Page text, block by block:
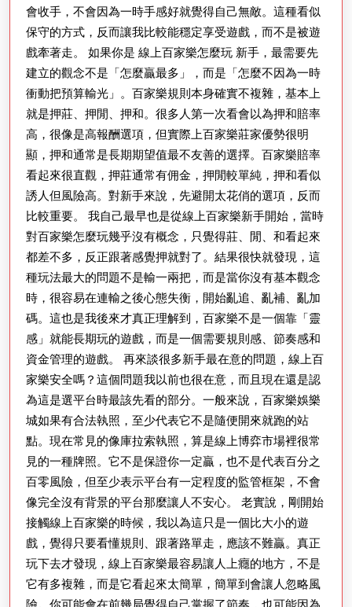
技
巧
更
重
要
會收手，不會因為一時手感好就覺得自己無敵。這種看似
保守的方式，反而讓我比較能穩定享受遊戲，而不是被遊
戲牽著走。 如果你是 線上百家樂怎麼玩 新手，最需要先
建立的觀念不是「怎麼贏最多」，而是「怎麼不因為一時
衝動把預算輸光」。百家樂規則本身確實不複雜，基本上
就是押莊、押閒、押和。很多人第一次看會以為押和賠率
高，很像是高報酬選項，但實際上百家樂莊家優勢很明
顯，押和通常是長期期望值最不友善的選擇。百家樂賠率
看起來很直觀，押莊通常有佣金，押閒較單純，押和看似
誘人但風險高。對新手來說，先避開太花俏的選項，反而
比較重要。 我自己最早也是從線上百家樂新手開始，當時
對百家樂怎麼玩幾乎沒有概念，只覺得莊、閒、和看起來
都差不多，反正跟著感覺押就對了。結果很快就發現，這
種玩法最大的問題不是輸一兩把，而是當你沒有基本觀念
時，很容易在連輸之後心態失衡，開始亂追、亂補、亂加
碼。這也是我後來才真正理解到，百家樂不是一個靠「靈
感」就能長期玩的遊戲，而是一個需要規則感、節奏感和
資金管理的遊戲。 再來談很多新手最在意的問題，線上百
家樂安全嗎？這個問題我以前也很在意，而且現在還是認
為這是選平台時最該先看的部分。一般來說，百家樂娛樂
城如果有合法執照，至少代表它不是隨便開來就跑的站
點。現在常見的像庫拉索執照，算是線上博弈市場裡很常
見的一種牌照。它不是保證你一定贏，也不是代表百分之
百零風險，但至少表示平台有一定程度的監管框架，不會
像完全沒有背景的平台那麼讓人不安心。 老實說，剛開始
接觸線上百家樂的時候，我以為這只是一個比大小的遊
戲，覺得只要看懂規則、跟著路單走，應該不難贏。真正
玩下去才發現，線上百家樂最容易讓人上癮的地方，不是
它有多複雜，而是它看起來太簡單，簡單到會讓人忽略風
險。你可能會在前幾局覺得自己掌握了節奏，也可能因為